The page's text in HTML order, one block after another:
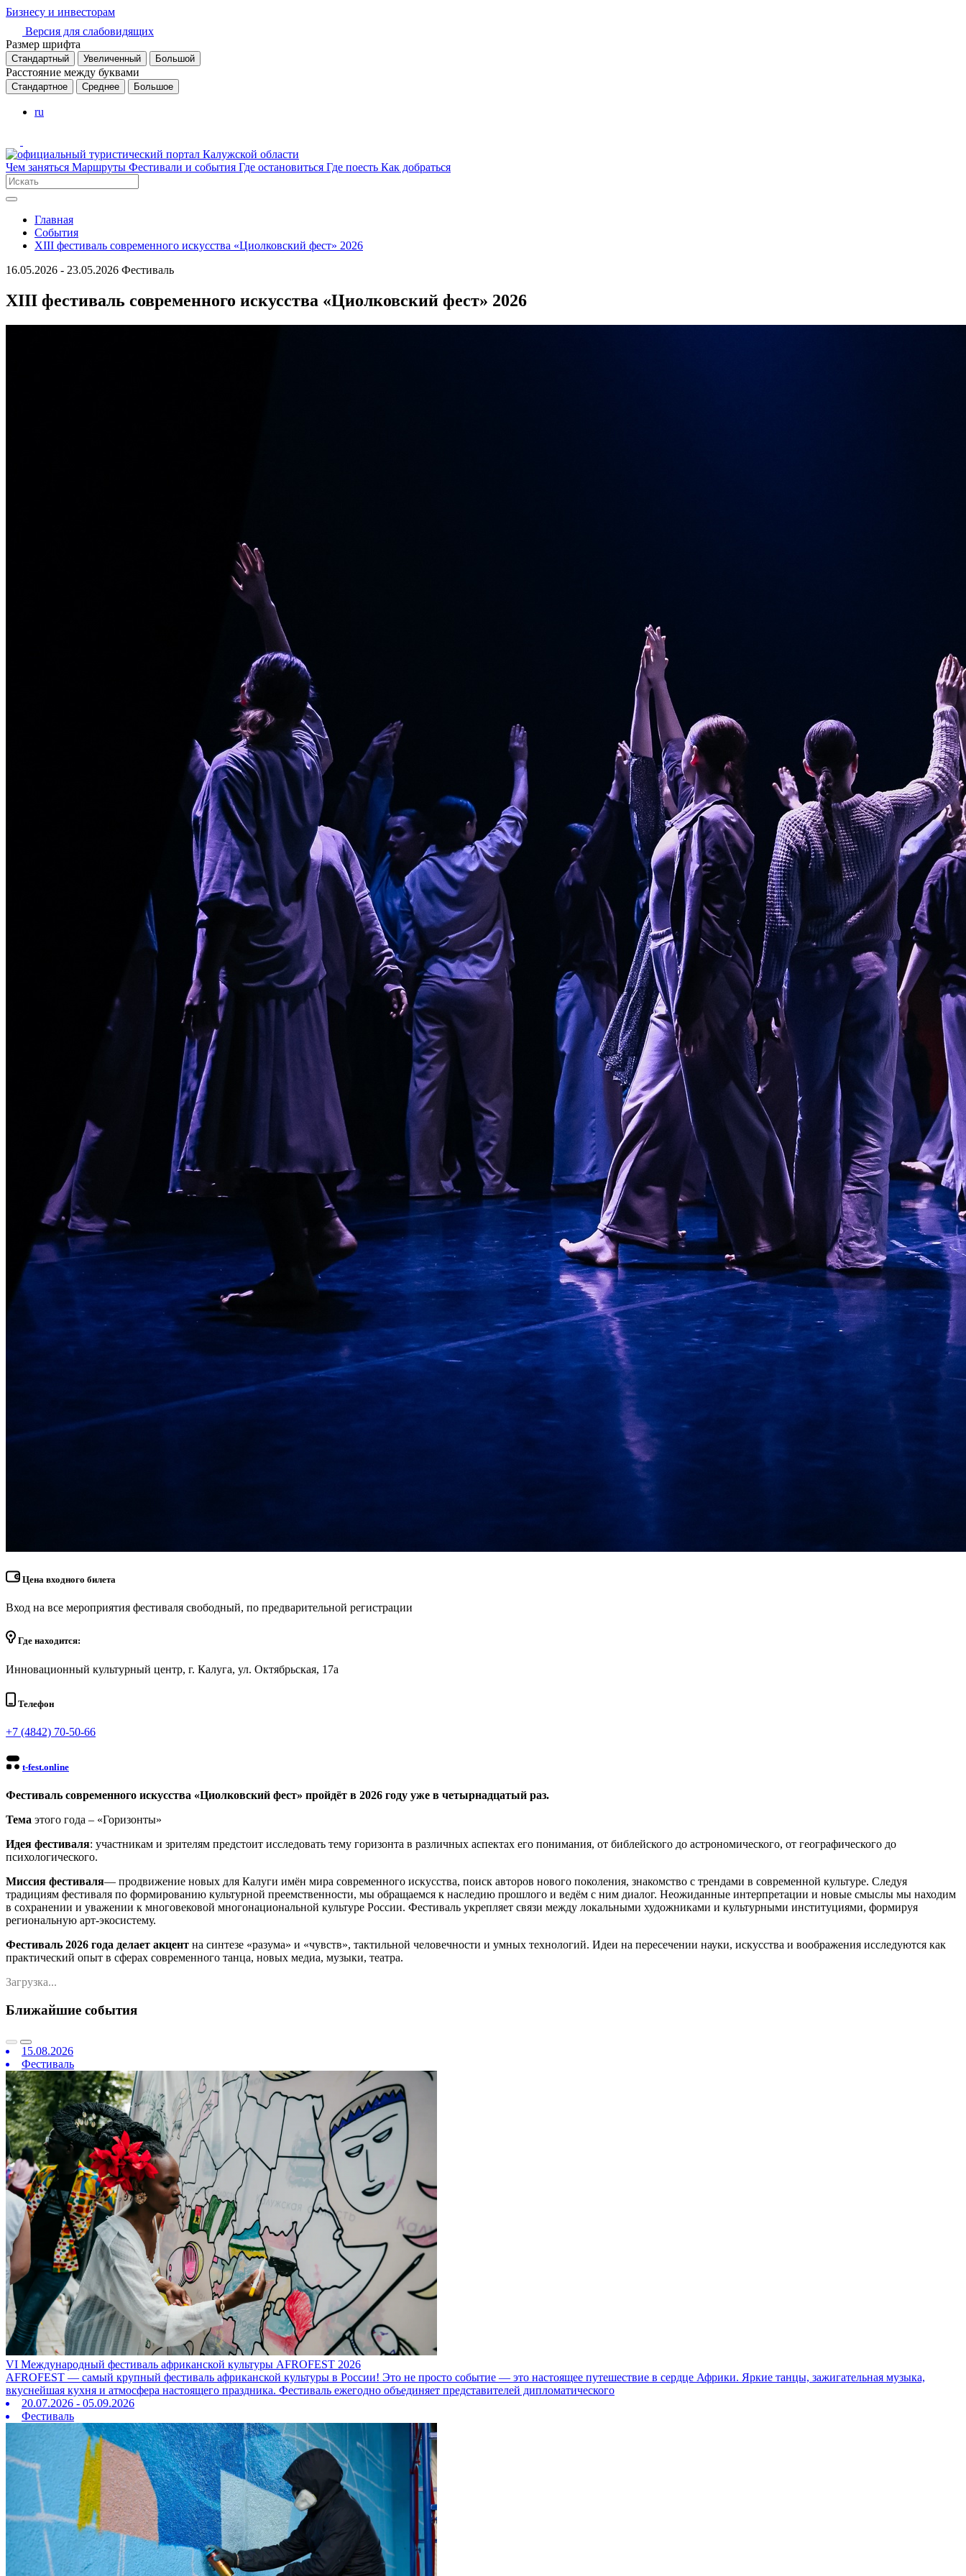
Бизнесу и инвесторам
Версия для слабовидящих
Размер шрифта
Стандартный Увеличенный Большой
Расстояние между буквами
Стандартное Среднее Большое
ru
Чем заняться Маршруты Фестивали и события Где остановиться Где поесть Как добраться
Главная
События
XIII фестиваль современного искусства «Циолковский фест» 2026
16.05.2026 - 23.05.2026 Фестиваль
XIII фестиваль современного искусства «Циолковский фест» 2026
Цена входного билета
Вход на все мероприятия фестиваля свободный, по предварительной регистрации
Где находится:
Инновационный культурный центр, г. Калуга, ул. Октябрьская, 17а
Телефон
+7 (4842) 70-50-66
t-fest.online
Фестиваль современного искусства «Циолковский фест» пройдёт в 2026 году уже в четырнадцатый раз.
Тема этого года – «Горизонты»
Идея фестиваля: участникам и зрителям предстоит исследовать тему горизонта в различных аспектах его понимания, от библейского до астрономического, от географического до
психологического.
Миссия фестиваля— продвижение новых для Калуги имён мира современного искусства, поиск авторов нового поколения, знакомство с трендами в современной культуре. Следуя
традициям фестиваля по формированию культурной преемственности, мы обращаемся к наследию прошлого и ведём с ним диалог. Неожиданные интерпретации и новые смыслы мы находим
в сохранении и уважении к многовековой многонациональной культуре России. Фестиваль укрепляет связи между локальными художниками и культурными институциями, формируя
региональную арт-экосистему.
Фестиваль 2026 года делает акцент на синтезе «разума» и «чувств», тактильной человечности и умных технологий. Идеи на пересечении науки, искусства и воображения исследуются как
практический опыт в сферах современного танца, новых медиа, музыки, театра.
Загрузка...
Ближайшие события
15.08.2026
Фестиваль
VI Международный фестиваль африканской культуры AFROFEST 2026
AFROFEST — самый крупный фестиваль африканской культуры в России! Это не просто событие — это настоящее путешествие в сердце Африки. Яркие танцы, зажигательная музыка,
вкуснейшая кухня и атмосфера настоящего праздника. Фестиваль ежегодно объединяет представителей дипломатического
20.07.2026 - 05.09.2026
Фестиваль